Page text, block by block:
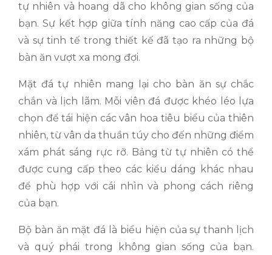
tự nhiên và hoang dã cho không gian sống của
bạn. Sự kết hợp giữa tính năng cao cấp của đá
và sự tinh tế trong thiết kế đã tạo ra những bộ
bàn ăn vượt xa mong đợi.
Mặt đá tự nhiên mang lại cho bàn ăn sự chắc
chắn và lịch lãm. Mỗi viên đá được khéo léo lựa
chọn để tái hiện các vân hoa tiêu biểu của thiên
nhiên, từ vân da thuần túy cho đến những điểm
xám phát sáng rực rỡ. Bảng từ tự nhiên có thể
được cung cấp theo các kiểu dáng khác nhau
để phù hợp với cái nhìn và phong cách riêng
của bạn.
Bộ bàn ăn mặt đá là biểu hiện của sự thanh lịch
và quý phái trong không gian sống của bạn.